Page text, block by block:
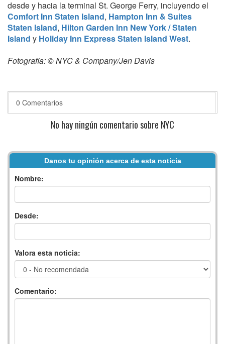
desde y hacia la terminal St. George Ferry, incluyendo el
Comfort Inn Staten Island, Hampton Inn & Suites
Staten Island, Hilton Garden Inn New York / Staten
Island y Holiday Inn Express Staten Island West.
Fotografía: © NYC & Company/Jen Davis
0 Comentarios
No hay ningún comentario sobre NYC
Danos tu opinión acerca de esta noticia
Nombre:
Desde:
Valora esta noticia:
Comentario: